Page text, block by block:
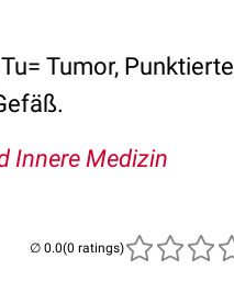
Tu= Tumor, Punktierte
Innere Medizin
(0 ratings)